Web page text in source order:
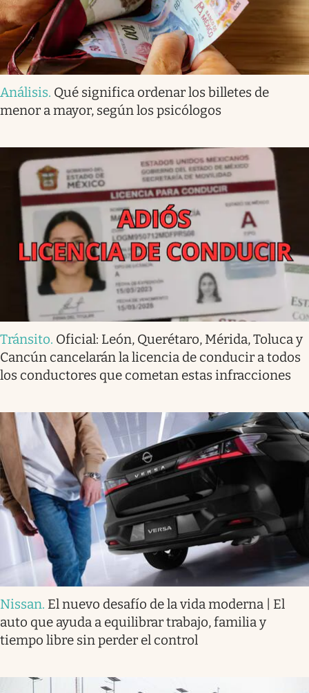
Análisis. Qué significa ordenar los billetes de
menor a mayor, según los psicólogos
Tránsito. Oficial: León, Querétaro, Mérida, Toluca y
Cancún cancelarán la licencia de conducir a todos
los conductores que cometan estas infracciones
Nissan. El nuevo desafío de la vida moderna | El
auto que ayuda a equilibrar trabajo, familia y
tiempo libre sin perder el control